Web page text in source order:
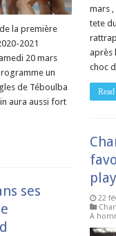
mars
tete
après
choc
la première
2021
20 mars
un
de Téboulba
aura aussi fort
22
A
ses